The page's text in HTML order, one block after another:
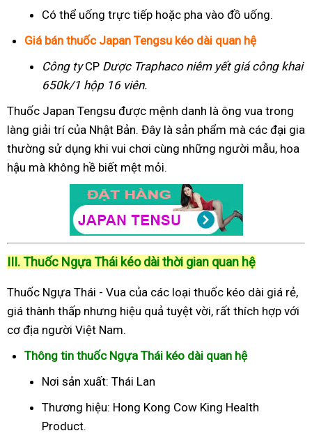
Có thể uống trực tiếp hoặc pha vào đồ uống.
Giá bán thuốc Japan Tengsu kéo dài quan hệ
Công tyCP Dược Traphaconiêm yết giá công khai
650k/1 hộp 16 viên.
Thuốc Japan Tengsu được mệnh danh là ông vua trong
làng giải trí của Nhật Bản. Đây là sản phẩm mà các đại gia
thường sử dụng khi vui chơi cùng những người mẫu, hoa
hậu mà không hề biết mệt mỏi.
III. Thuốc Ngựa Thái kéo dài thời gian quan hệ
Thuốc Ngựa Thái - Vua của các loại thuốc kéo dài giá rẻ,
giá thành thấp nhưng hiệu quả tuyệt vời, rất thích hợp với
cơ địa người Việt Nam.
Thông tin thuốc Ngựa Thái kéo dài quan hệ
Nơi sản xuất: Thái Lan
Thương hiệu: Hong Kong Cow King Health
Product.